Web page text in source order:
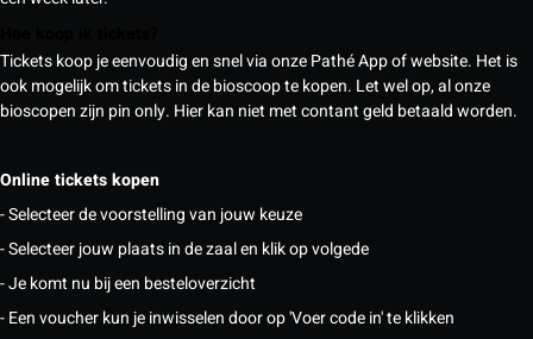
Tickets koop je eenvoudig en snel via onze Pathé App of website. Het is
ook mogelijk om tickets in de bioscoop te kopen. Let wel op, al onze
bioscopen zijn pin only. Hier kan niet met contant geld betaald worden.
Online tickets kopen
- Selecteer de voorstelling van jouw keuze
- Selecteer jouw plaats in de zaal en klik op volgede
- Je komt nu bij een besteloverzicht
- Een voucher kun je inwisselen door op 'Voer code in' te klikken